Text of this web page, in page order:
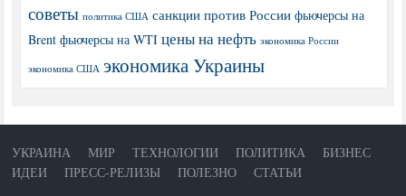
советы политика США санкции против России фьючерсы на
Brent фьючерсы на WTI цены на нефть экономика России
экономика США экономика Украины
УКРАИНА МИР ТЕХНОЛОГИИ ПОЛИТИКА
БИЗНЕС
ИДЕИ
ПРЕСС-РЕЛИЗЫ ПОЛЕЗНО СТАТЬИ